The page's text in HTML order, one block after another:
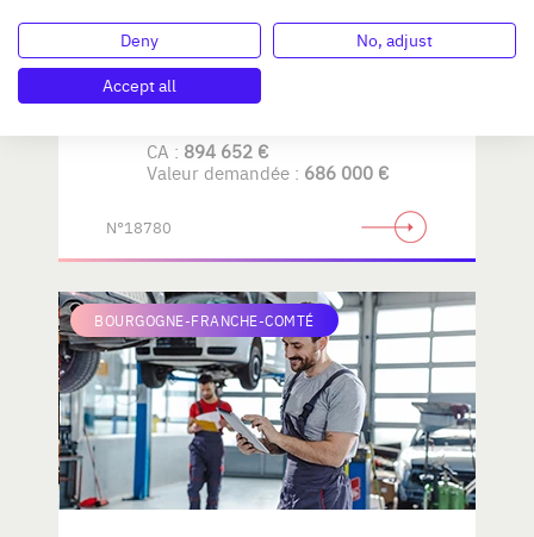
AMENAGEMENT de LA
MAISON
CA : 894 652 €
Valeur demandée : 686 000 €
N°18780
BOURGOGNE-FRANCHE-COMTÉ
Deny
No, adjust
Accept all